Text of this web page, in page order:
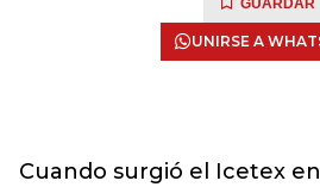
UNIRSE A
Cuando surgió el Icetex en